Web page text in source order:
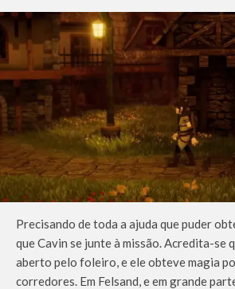
Precisando de toda a ajuda que puder
que Cavin se junte à missão. Acredita-se
aberto pelo foleiro, e ele obteve magia
corredores. Em Felsand, e em grande